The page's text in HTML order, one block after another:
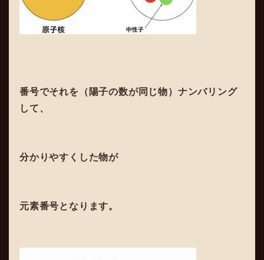
番号でそれを（陽子の数が同じ物）ナンバリング
して、
分かりやすくした物が
元素番号となります。